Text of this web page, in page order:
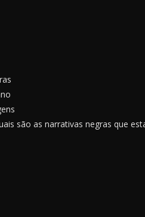
são as narrativas negras que